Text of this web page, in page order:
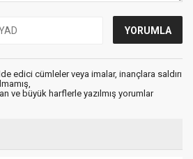
edici cümleler veya imalar, inançlara saldırı
ve büyük harflerle yazılmış yorumlar